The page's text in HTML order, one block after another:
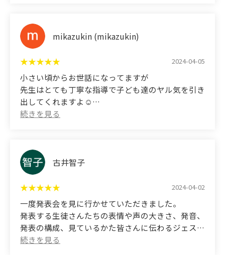
many English conversation classes, but I decided
on Miyabi English House because of the
become familiar with English. While adults might
think of it as English conversation, I feel like the
children are becoming familiar with English
through song and dance, and are learning
pronunciation and spelling in the process. And
"It was fun!" They're also making new friends and
getting to hear their classmates perform at
recitals, providing a variety of experiences. The
teachers are cheerful and make it clear that
they're making an effort to make the class
enjoyable for the children. At home, we listen to
the English song CDs and sing along!
ったです。
(Translated by Google)
My daughter was taken care of for three years. The
monthly fee was reasonable compared to other
English schools, and they gave us plenty of time.
They taught us not only English, but also how to
express our opinions and discuss things as human
beings. The classes were small, so my daughter was
continue a little longer.
mikazukin (mikazukin)
2024-04-05
小さい頃からお世話になってますが
先生はとても丁寧な指導で子ども達のヤル気を引き
出してくれますよ☺️
the teachers are so attentive and motivate the
kids.
古井智子
2024-04-02
一度発表会を見に行かせていただきました。
発表する生徒さんたちの表情や声の大きさ、発音、
発表の構成、見ているかた皆さんに伝わるジェスチ
ャーなど、本当に素晴らしく、きっと普段のレッス